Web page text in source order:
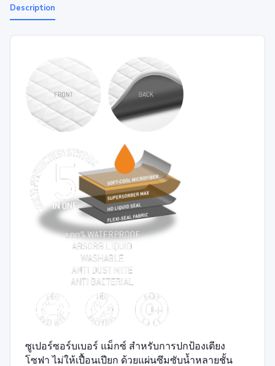
Description
ซูเปอร์ซอร์บเบอร์ แม็กซ์ สำหรับการปกป้องเตียง
โซฟา ไม่ให้เปื้อนเปียก ด้วยแผ่นซึมซับน้ำหลายชั้น